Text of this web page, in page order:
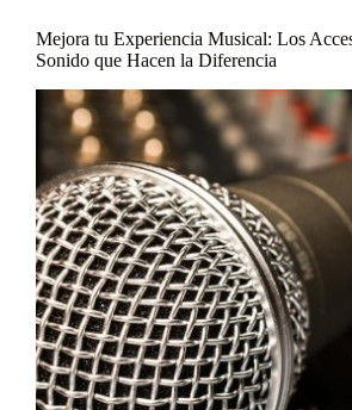
Mejora tu Experiencia Musical: Los
Sonido que Hacen la Diferencia